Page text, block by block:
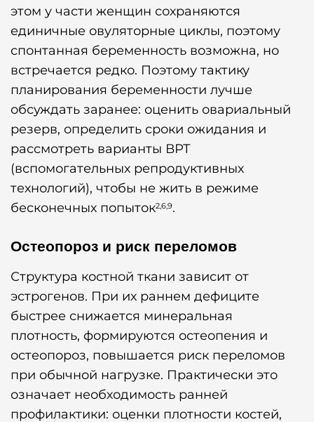
этом у части женщин сохраняются
единичные овуляторные циклы, поэтому
спонтанная беременность возможна, но
встречается редко. Поэтому тактику
планирования беременности лучше
обсуждать заранее: оценить овариальный
резерв, определить сроки ожидания и
рассмотреть варианты ВРТ
(вспомогательных репродуктивных
технологий), чтобы не жить в режиме
бесконечных попыток2,6,9.
Остеопороз и риск переломов
Структура костной ткани зависит от
эстрогенов. При их раннем дефиците
быстрее снижается минеральная
плотность, формируются остеопения и
остеопороз, повышается риск переломов
при обычной нагрузке. Практически это
означает необходимость ранней
профилактики: оценки плотности костей,